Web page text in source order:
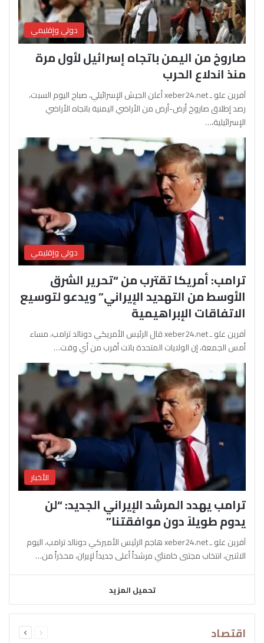
دولي وإقليمي
صاروخ من اليمن باتجاه إسرائيل لأول مرة
منذ اندلاع الحرب
آفرين علو ـ xeber24.net أعلن الجيش الإسرائيلي، صباح اليوم السبت،
رصد إطلاق صاروخ أرض-أرض من الأراضي اليمنية باتجاه الأراضي
الإسرائيلية،…
دولي وإقليمي
ترامب: أمريكا تقترب من “تحرير الشرق
الأوسط من التهديد الإيراني” ويدعو لتوسيع
الاتفاقات الإبراهيمية
آفرين علو ـ xeber24.net قال الرئيس الأمريكي دونالد ترامب، مساء
أمس الجمعة، إن الولايات المتحدة باتت أقرب من أي وقت…
الأخبار
ترامب يهدد المرشد الإيراني الجديد: “لن
يدوم طويلاً دون موافقتنا”
آفرين علو ـ xeber24.net هاجم الرئيس الأميركي دونالد ترامب، اليوم
الاثنين، انتخاب مجتبى خامنئي مرشداً أعلى جديداً لإيران، محذراً من…
تحميل المزيد
اقتصاد الصفحةالصفحة